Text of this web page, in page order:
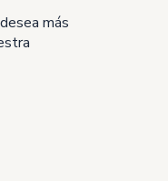
más